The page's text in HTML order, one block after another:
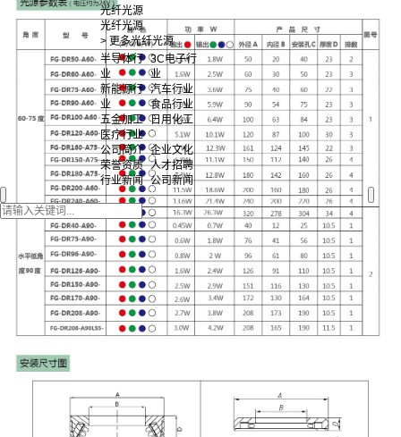
光纤光源
光纤光源
> 更多光纤光源
半导体行
业
3C电子行
业
新能源行
业
汽车行业
食品行业
五金加工 日用化工
医疗行业
公司简介 企业文化
荣誉资质 人才招聘
行业新闻 公司新闻